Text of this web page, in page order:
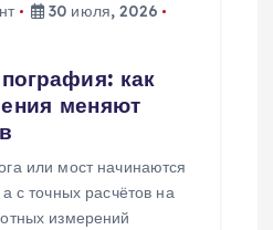
30 июля, 2026
как
меняют
или мост начинаются
с точных расчётов на
измерений